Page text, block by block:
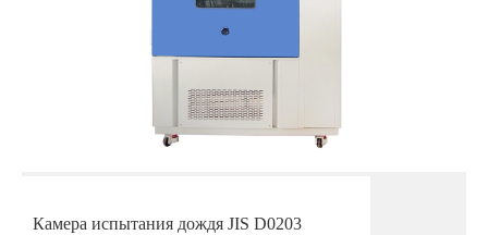
Камера испытания дождя JIS D0203